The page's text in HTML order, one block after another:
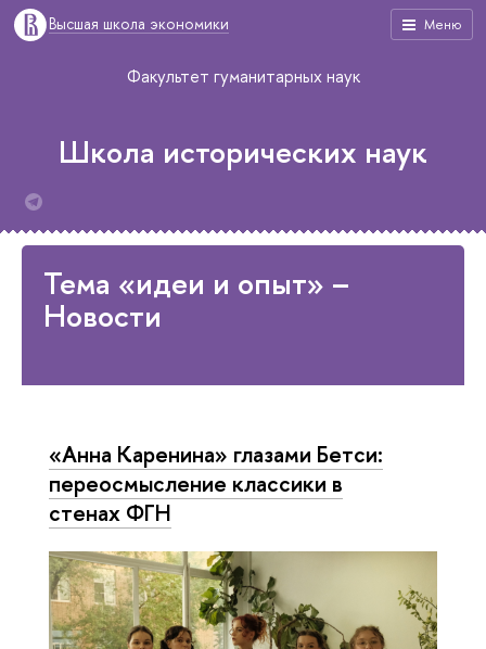
Меню
Высшая школа экономики
Факультет гуманитарных наук
Школа исторических наук
Тема «идеи и опыт» –
Новости
«Анна Каренина» глазами Бетси:
переосмысление классики в
стенах ФГН